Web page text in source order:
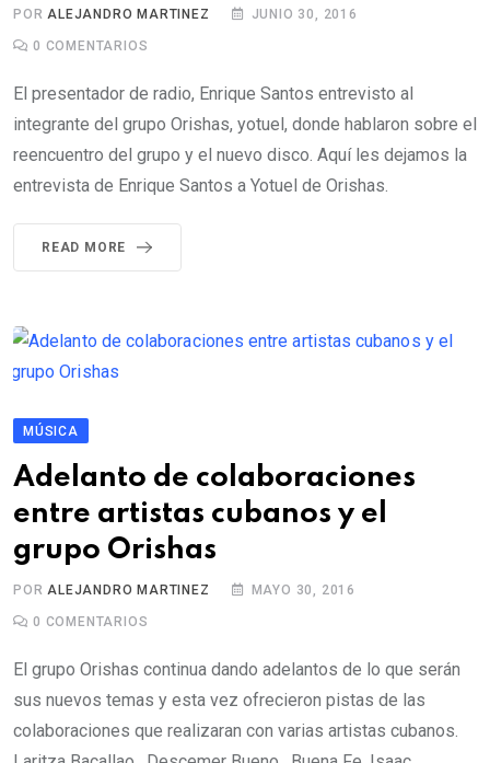
PORALEJANDRO MARTINEZ JUNIO 30, 2016
0 COMENTARIOS
El presentador de radio, Enrique Santos entrevisto al
integrante del grupo Orishas, yotuel, donde hablaron sobre el
reencuentro del grupo y el nuevo disco. Aquí les dejamos la
entrevista de Enrique Santos a Yotuel de Orishas.
READ MORE
MÚSICA
Adelanto de colaboraciones
entre artistas cubanos y el
grupo Orishas
PORALEJANDRO MARTINEZ MAYO 30, 2016
0 COMENTARIOS
El grupo Orishas continua dando adelantos de lo que serán
sus nuevos temas y esta vez ofrecieron pistas de las
colaboraciones que realizaran con varias artistas cubanos.